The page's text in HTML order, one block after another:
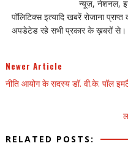
न्यूज़, नेशनल,
पॉलिटिक्स इत्यादि खबरें रोजाना
अपडेटेड रहे सभी प्रकार के ख़बरों से।
Newer Article
नीति आयोग के सदस्य डॉ. वी.के. पॉल
RELATED POSTS: